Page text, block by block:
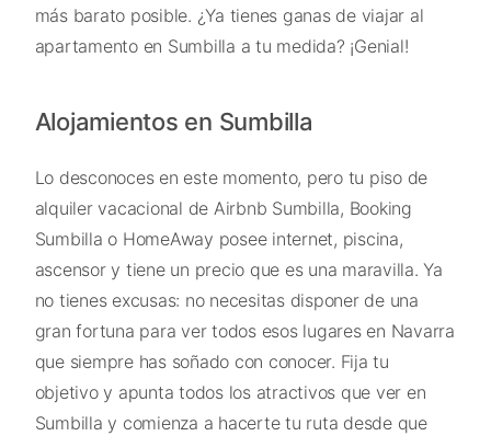
más barato posible. ¿Ya tienes ganas de viajar al
apartamento en Sumbilla a tu medida? ¡Genial!
Alojamientos en Sumbilla
Lo desconoces en este momento, pero tu piso de
alquiler vacacional de Airbnb Sumbilla, Booking
Sumbilla o HomeAway posee internet, piscina,
ascensor y tiene un precio que es una maravilla. Ya
no tienes excusas: no necesitas disponer de una
gran fortuna para ver todos esos lugares en Navarra
que siempre has soñado con conocer. Fija tu
objetivo y apunta todos los atractivos que ver en
Sumbilla y comienza a hacerte tu ruta desde que